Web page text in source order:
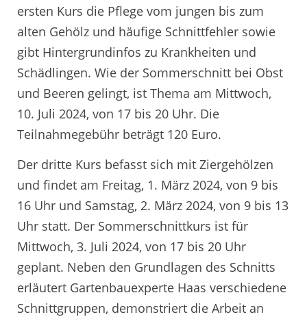
ersten Kurs die Pflege vom jungen bis zum
alten Gehölz und häufige Schnittfehler sowie
gibt Hintergrundinfos zu Krankheiten und
Schädlingen. Wie der Sommerschnitt bei Obst
und Beeren gelingt, ist Thema am Mittwoch,
10. Juli 2024, von 17 bis 20 Uhr. Die
Teilnahmegebühr beträgt 120 Euro.
Der dritte Kurs befasst sich mit Ziergehölzen
und findet am Freitag, 1. März 2024, von 9 bis
16 Uhr und Samstag, 2. März 2024, von 9 bis 13
Uhr statt. Der Sommerschnittkurs ist für
Mittwoch, 3. Juli 2024, von 17 bis 20 Uhr
geplant. Neben den Grundlagen des Schnitts
erläutert Gartenbauexperte Haas verschiedene
Schnittgruppen, demonstriert die Arbeit an